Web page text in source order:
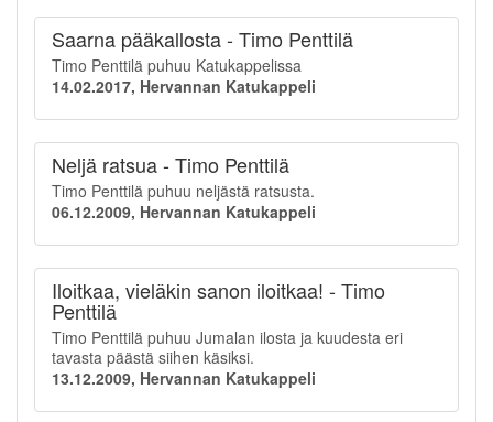
Saarna pääkallosta - Timo Penttilä
Timo Penttilä puhuu Katukappelissa
14.02.2017, Hervannan Katukappeli
Neljä ratsua - Timo Penttilä
Timo Penttilä puhuu neljästä ratsusta.
06.12.2009, Hervannan Katukappeli
Iloitkaa, vieläkin sanon iloitkaa! - Timo
Penttilä
Timo Penttilä puhuu Jumalan ilosta ja kuudesta eri
tavasta päästä siihen käsiksi.
13.12.2009, Hervannan Katukappeli